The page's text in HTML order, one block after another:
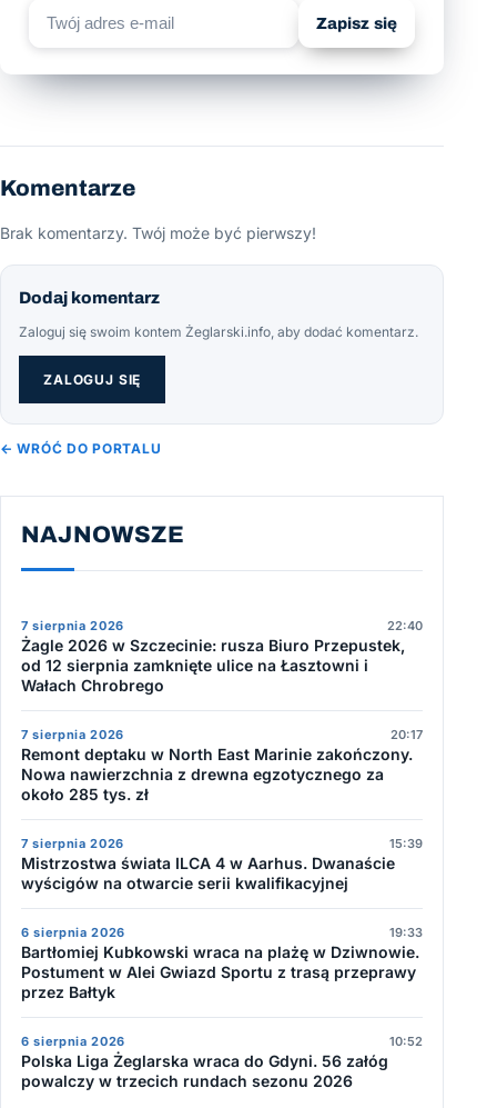
Zapisz się
Komentarze
Brak komentarzy. Twój może być pierwszy!
Dodaj komentarz
Zaloguj się swoim kontem Żeglarski.info, aby dodać komentarz.
ZALOGUJ SIĘ
← WRÓĆ DO PORTALU
NAJNOWSZE
7 sierpnia 2026 22:40
Żagle 2026 w Szczecinie: rusza Biuro Przepustek,
od 12 sierpnia zamknięte ulice na Łasztowni i
Wałach Chrobrego
7 sierpnia 2026 20:17
Remont deptaku w North East Marinie zakończony.
Nowa nawierzchnia z drewna egzotycznego za
około 285 tys. zł
7 sierpnia 2026 15:39
Mistrzostwa świata ILCA 4 w Aarhus. Dwanaście
wyścigów na otwarcie serii kwalifikacyjnej
6 sierpnia 2026 19:33
Bartłomiej Kubkowski wraca na plażę w Dziwnowie.
Postument w Alei Gwiazd Sportu z trasą przeprawy
przez Bałtyk
6 sierpnia 2026 10:52
Polska Liga Żeglarska wraca do Gdyni. 56 załóg
powalczy w trzecich rundach sezonu 2026